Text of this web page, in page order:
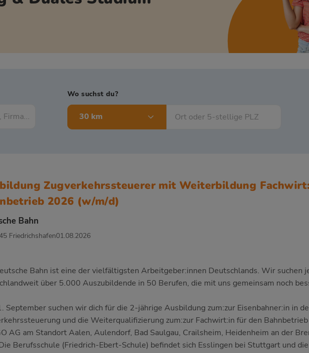
Wo suchst du?
30 km
Zugverkehrssteuerer mit Weiterbildung
2026 (w/m/d)
Bahn
Friedrichshafen01.08.2026
Bahn ist eine der vielfältigsten Arbeitgeber:innen Deutschlands. Wir suchen
über 5.000 Auszubildende in 50 Berufen, die mit uns gemeinsam noch
September suchen wir dich für die 2-jährige Ausbildung zum:zur Eisenbahner:in in
und die Weiterqualifizierung zum:zur Fachwirt:in für den
AG am Standort Aalen, Aulendorf, Bad Saulgau, Crailsheim, Heidenheim an der
Berufsschule (Friedrich-Ebert-Schule) befindet sich Esslingen bei Stuttgart und